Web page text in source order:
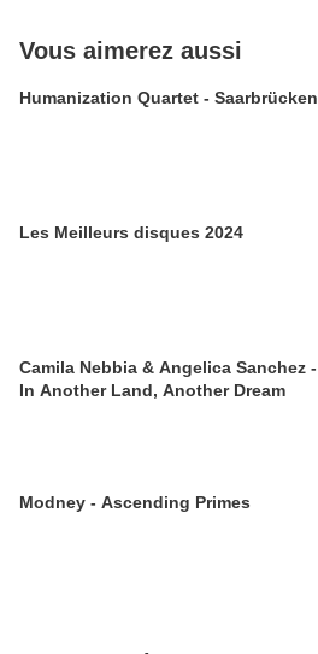
Vous aimerez aussi
Humanization Quartet - Saarbrücken
Les Meilleurs disques 2024
Camila Nebbia & Angelica Sanchez -
In Another Land, Another Dream
Modney - Ascending Primes